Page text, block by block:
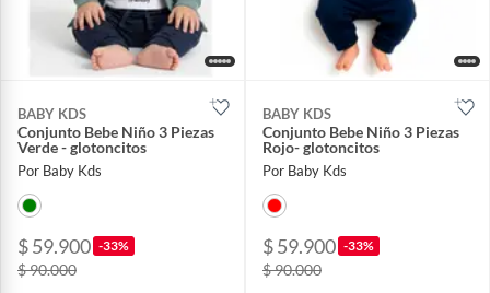
BABY KDS
Conjunto Bebe Niño 3 Piezas
Verde - glotoncitos
Por Baby Kds
$ 59.900 -33%
$ 90.000
BABY KDS
Conjunto Bebe Niño 3 Piezas
Rojo- glotoncitos
Por Baby Kds
$ 59.900 -33%
$ 90.000